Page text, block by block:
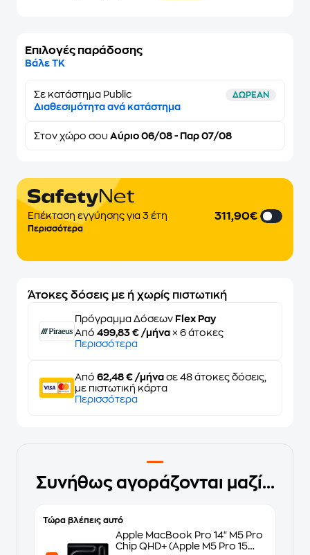
Επιλογές παράδοσης
Βάλε ΤΚ
Σε κατάστημα Public ΔΩΡΕΑΝ
Διαθεσιμότητα ανά κατάστημα
Στον χώρο σου Αύριο 06/08 - Παρ 07/08
Επέκταση εγγύησης για 3 έτη
Περισσότερα
311,90€
Άτοκες δόσεις με ή χωρίς πιστωτική
Πρόγραμμα Δόσεων Flex Pay
Από 499,83 € /μήνα × 6 άτοκες
Περισσότερα
Από 62,48 € /μήνα σε 48 άτοκες δόσεις,
με πιστωτική κάρτα
Περισσότερα
Συνήθως αγοράζονται μαζί...
Τώρα βλέπεις αυτό
Apple MacBook Pro 14" M5 Pro
Chip QHD+ (Apple M5 Pro 15